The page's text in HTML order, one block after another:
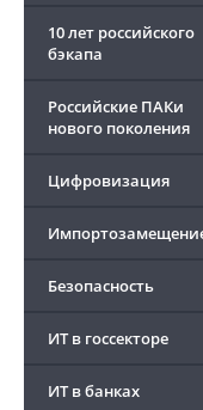
10 лет российского
бэкапа
Российские ПАКи
нового поколения
Цифровизация
Безопасность
ИТ в госсекторе
ИТ в банках